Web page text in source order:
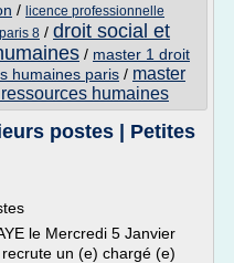
/ licence professionnelle
8 / droit social et
/ master 1 droit
humaines paris / master
humaines
postes | Petites
le Mercredi 5 Janvier
un (e) chargé (e)